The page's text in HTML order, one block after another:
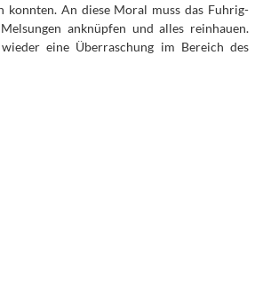
konnten. An diese Moral muss das Fuhrig-
anknüpfen und alles reinhauen.
eine Überraschung im Bereich des